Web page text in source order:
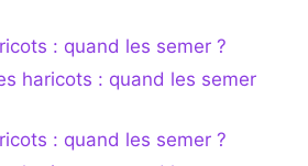
: quand les semer ?
haricots : quand les semer
: quand les semer ?